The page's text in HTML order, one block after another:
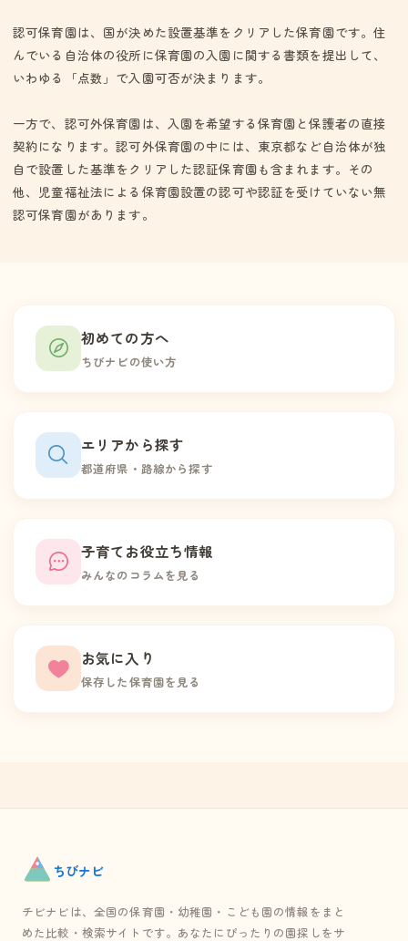
認可保育園は、国が決めた設置基準をクリアした保育園です。住
んでいる自治体の役所に保育園の入園に関する書類を提出して、
いわゆる「点数」で入園可否が決まります。
一方で、認可外保育園は、入園を希望する保育園と保護者の直接
契約になります。認可外保育園の中には、東京都など自治体が独
自で設置した基準をクリアした認証保育園も含まれます。その
他、児童福祉法による保育園設置の認可や認証を受けていない無
認可保育園があります。
初めての方へ
ちびナビの使い方
エリアから探す
都道府県・路線から探す
子育てお役立ち情報
みんなのコラムを見る
お気に入り
保存した保育園を見る
ちびナビ
チビナビは、全国の保育園・幼稚園・こども園の情報をまと
めた比較・検索サイトです。あなたにぴったりの園探しをサ